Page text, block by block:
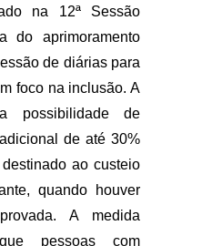
na 12ª Sessão
do aprimoramento
de diárias para
foco na inclusão. A
possibilidade de
de até 30%
ao custeio
quando houver
A medida
pessoas com